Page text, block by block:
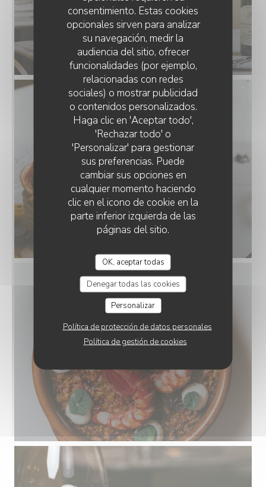
consentimiento. Estas cookies
opcionales sirven para analizar
su navegación, medir la
audiencia del sitio, ofrecer
funcionalidades (por ejemplo,
relacionadas con redes
sociales) o mostrar publicidad
o contenidos personalizados.
Haga clic en 'Aceptar todo',
'Rechazar todo' o
'Personalizar' para gestionar
sus preferencias. Puede
cambiar sus opciones en
cualquier momento haciendo
clic en el icono de cookie en la
parte inferior izquierda de las
páginas del sitio.
OK, aceptar todas
Denegar todas las cookies
Personalizar
Política de protección de datos personales
Política de gestión de cookies